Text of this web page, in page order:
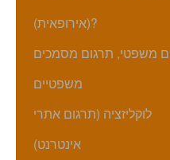
(אירופאית)?
משפטי, תרגום מסמכים
משפטיים
לוקליזציה (תרגום אתרי
אינטרנט)